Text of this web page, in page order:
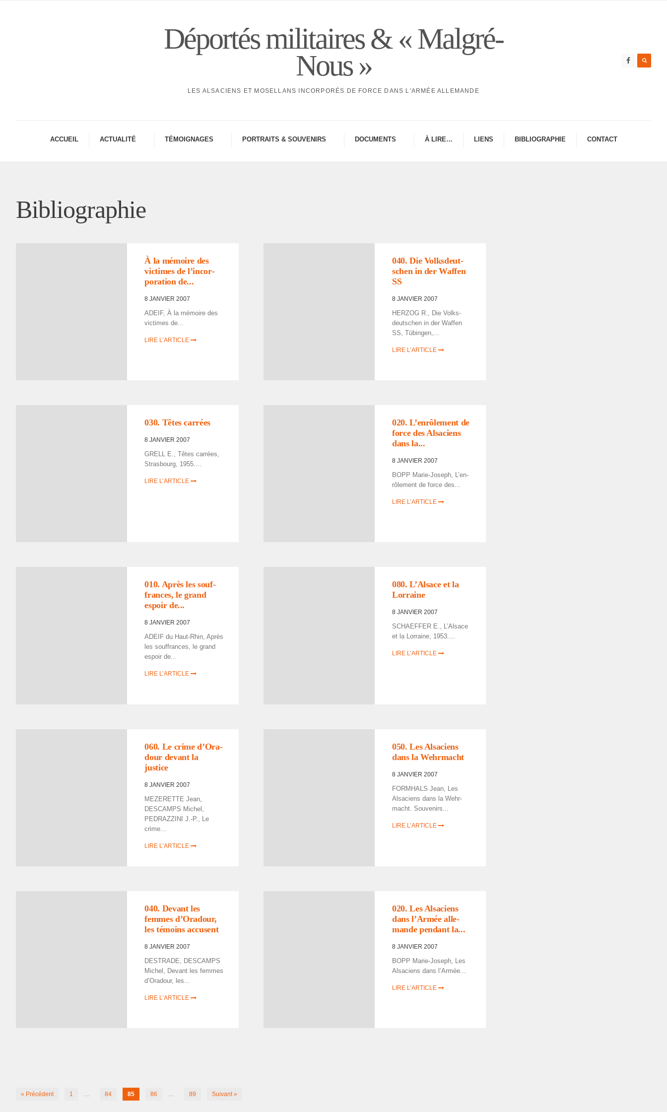
Déportés militaires & « Malgré-
Nous »
LES ALSACIENS ET MOSELLANS INCORPORÉS DE FORCE DANS L'ARMÉE ALLEMANDE
ACCUEIL ACTUA­LITÉ TÉMOI­GNAGES PORTRAITS & SOUVE­NIRS DOCU­MENTS À LIRE… LIENS BIBLIO­GRA­PHIE CONTAC­­T
Bibliographie
À la mémoire des
victimes de l’in­cor­
po­ra­tion de...
8 JANVIER 2007
ADEIF, À la mémoire des
victimes de...
LIRE L’ARTICLE
040. Die Volks­deut­
schen in der Waffen
SS
8 JANVIER 2007
HERZOG R., Die Volks­
deut­schen in der Waffen
SS, Tübin­gen,...
LIRE L’ARTICLE
030. Têtes carrées
8 JANVIER 2007
GRELL E., Têtes carrées,
Stras­bourg, 1955....
LIRE L’ARTICLE
020. L’en­rô­le­ment de
force des Alsa­ciens
dans la...
8 JANVIER 2007
BOPP Marie-Joseph, L’en­
rô­le­ment de force des...
LIRE L’ARTICLE
010. Après les souf­
frances, le grand
espoir de...
8 JANVIER 2007
ADEIF du Haut-Rhin, Après
les souf­frances, le grand
espoir de...
LIRE L’ARTICLE
080. L’Al­sace et la
Lorraine
8 JANVIER 2007
SCHAEFFER E., L’Al­sace
et la Lorraine, 1953....
LIRE L’ARTICLE
060. Le crime d’Ora­
dour devant la
justice
8 JANVIER 2007
MEZERETTE Jean,
DESCAMPS Michel,
PEDRAZZINI J.-P., Le
crime...
LIRE L’ARTICLE
050. Les Alsa­ciens
dans la Wehr­macht
8 JANVIER 2007
FORMHALS Jean, Les
Alsa­ciens dans la Wehr­
macht. Souve­nirs...
LIRE L’ARTICLE
040. Devant les
femmes d’Ora­dour,
les témoins accusent
8 JANVIER 2007
DESTRADE, DESCAMPS
Michel, Devant les femmes
d’Ora­dour, les...
LIRE L’ARTICLE
020. Les Alsa­ciens
dans l’Ar­mée alle­
mande pendant la...
8 JANVIER 2007
BOPP Marie-Joseph, Les
Alsa­ciens dans l’Ar­mée...
LIRE L’ARTICLE
« Précédent 1 … 84 85 86 … 89 Suivant »